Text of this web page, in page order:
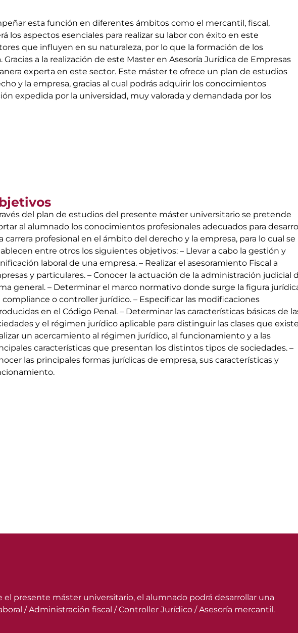
esta función en diferentes ámbitos como el mercantil, fiscal,
los aspectos esenciales para realizar su labor con éxito en este
que influyen en su naturaleza, por lo que la formación de los
a la realización de este Master en Asesoría Jurídica de Empresas
experta en este sector. Este máster te ofrece un plan de estudios
y la empresa, gracias al cual podrás adquirir los conocimientos
expedida por la universidad, muy valorada y demandada por los
del plan de estudios del presente máster universitario se pretende
al alumnado los conocimientos profesionales adecuados para
carrera profesional en el ámbito del derecho y la empresa, para lo cual se
entre otros los siguientes objetivos: – Llevar a cabo la gestión y
laboral de una empresa. – Realizar el asesoramiento Fiscal a
y particulares. – Conocer la actuación de la administración judicial
general. – Determinar el marco normativo donde surge la figura
compliance o controller jurídico. – Especificar las modificaciones
en el Código Penal. – Determinar las características básicas de
y el régimen jurídico aplicable para distinguir las clases que
un acercamiento al régimen jurídico, al funcionamiento y a las
características que presentan los distintos tipos de sociedades. –
las principales formas jurídicas de empresa, sus características y
presente máster universitario, el alumnado podrá desarrollar una
/ Administración fiscal / Controller Jurídico / Asesoría mercantil.